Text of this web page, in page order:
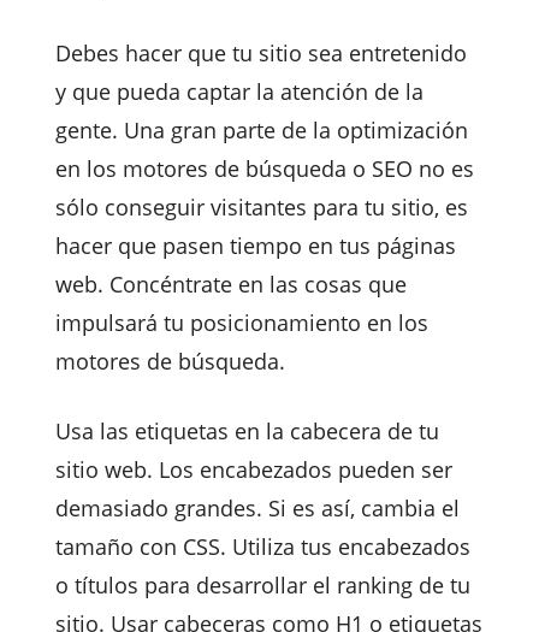
Debes hacer que tu sitio sea entretenido
y que pueda captar la atención de la
gente. Una gran parte de la optimización
en los motores de búsqueda o SEO no es
sólo conseguir visitantes para tu sitio, es
hacer que pasen tiempo en tus páginas
web. Concéntrate en las cosas que
impulsará tu posicionamiento en los
motores de búsqueda.
Usa las etiquetas en la cabecera de tu
sitio web. Los encabezados pueden ser
demasiado grandes. Si es así, cambia el
tamaño con CSS. Utiliza tus encabezados
o títulos para desarrollar el ranking de tu
sitio. Usar cabeceras como H1 o etiquetas